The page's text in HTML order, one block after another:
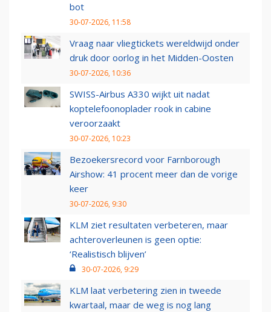
bot
30-07-2026, 11:58
Vraag naar vliegtickets wereldwijd onder
druk door oorlog in het Midden-Oosten
30-07-2026, 10:36
SWISS-Airbus A330 wijkt uit nadat
koptelefoonoplader rook in cabine
veroorzaakt
30-07-2026, 10:23
Bezoekersrecord voor Farnborough
Airshow: 41 procent meer dan de vorige
keer
30-07-2026, 9:30
KLM ziet resultaten verbeteren, maar
achteroverleunen is geen optie:
‘Realistisch blijven’
30-07-2026, 9:29
KLM laat verbetering zien in tweede
kwartaal, maar de weg is nog lang